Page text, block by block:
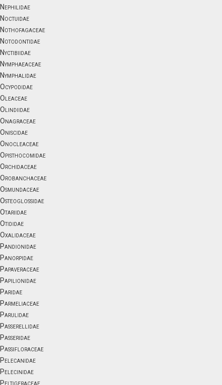
Nephilidae
Noctuidae
Nothofagaceae
Notodontidae
Nyctibiidae
Nymphaeaceae
Nymphalidae
Ocypodidae
Oleaceae
Olindiidae
Onagraceae
Oniscidae
Onocleaceae
Opisthocomidae
Orchidaceae
Orobanchaceae
Osmundaceae
Osteoglossidae
Otariidae
Otididae
Oxalidaceae
Pandionidae
Panorpidae
Papaveraceae
Papilionidae
Paridae
Parmeliaceae
Parulidae
Passerellidae
Passeridae
Passifloraceae
Pelecanidae
Pelecinidae
Peltigeraceae